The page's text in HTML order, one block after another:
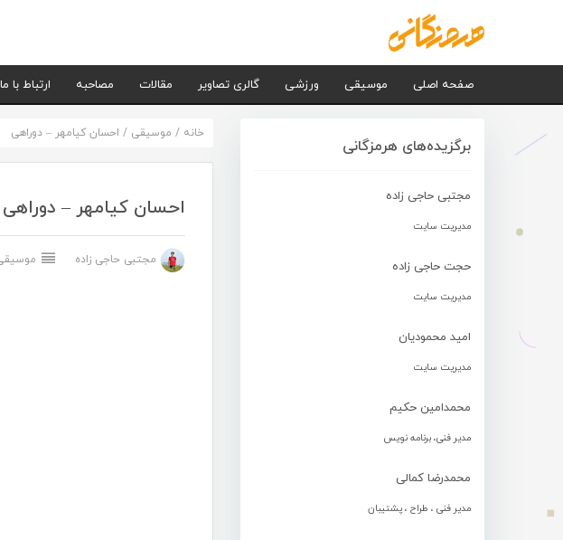
صفحه اصلی موسیقی ورزشی گالری تصاویر مقالات مصاحبه ارتباط با ما
برگزیده‌های هرمزگانی
مجتبی حاجی زاده
مدیریت سایت
حجت حاجی زاده
مدیریت سایت
امید محمودیان
مدیریت سایت
محمدامین حکیم
مدیر فنی، برنامه نویس
محمدرضا کمالی
مدیر فنی ، طراح ، پشتیبان
خانه / موسیقی / احسان کیامهر – دوراهی
احسان کیامهر – دوراهی
مجتبی حاجی زاده